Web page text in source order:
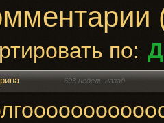
по:
· 693 недель назад